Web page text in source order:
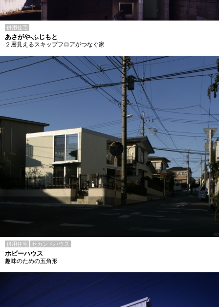
併用住宅
あさがや-ふじもと
２層見えるスキップフロアがつなぐ家
併用住宅 セカンドハウス
ホビーハウス
趣味のための五角形